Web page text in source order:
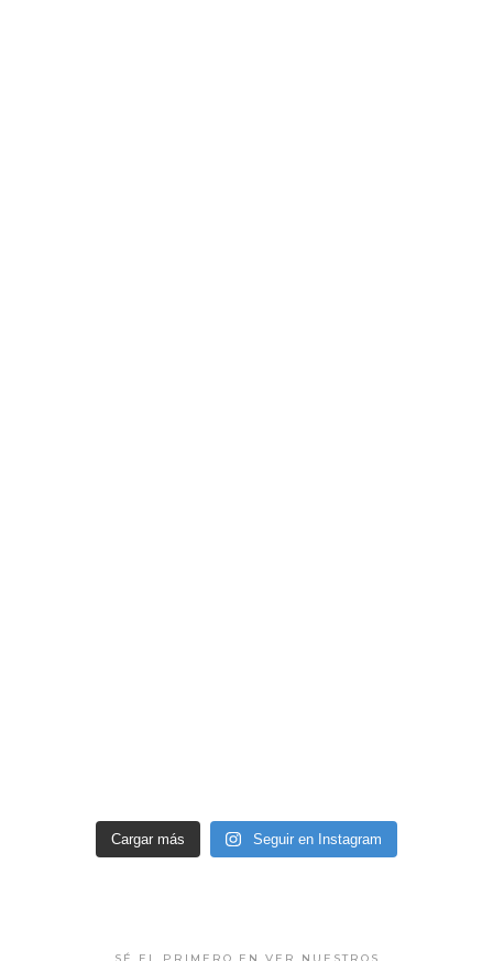
Cargar más Seguir en Instagram